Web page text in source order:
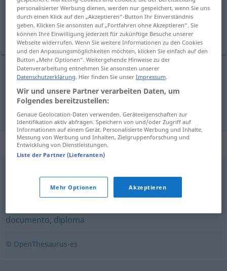
(Für mehr Details die Übersetzung anklicken/antippen)
Geleitbrief, Passierschein
Geleitbriefm salvoconducto
Passierschein salvoconducto
Synonyme für "salvoconducto"
salvaguardia,pase,pasaporte
documento, diploma
© OpenThesaurus-es
personalisierter Werbung dienen, werden nur gespeichert, wenn Sie uns
durch einen Klick auf den „Akzeptieren“-Button Ihr Einverständnis
geben. Klicken Sie ansonsten auf „Fortfahren ohne Akzeptieren“. Sie
können Ihre Einwilligung jederzeit für zukünftige Besuche unserer
Webseite widerrufen. Wenn Sie weitere Informationen zu den Cookies
und den Anpassungsmöglichkeiten möchten, klicken Sie einfach auf den
Button „Mehr Optionen“. Weitergehende Hinweise zu der
Datenverarbeitung entnehmen Sie ansonsten unserer
Datenschutzerklärung. Hier finden Sie unserImpressum.
Wir und unsere Partner verarbeiten Daten, um
Folgendes bereitzustellen:
Genaue Geolocation-Daten verwenden. Geräteeigenschaften zur
Identifikation aktiv abfragen. Speichern von und/oder Zugriff auf
Informationen auf einem Gerät. Personalisierte Werbung und Inhalte,
Messung von Werbung und Inhalten, Zielgruppenforschung und
Entwicklung von Dienstleistungen.
Liste der Partner (Lieferanten)
Mehr Optionen Akzeptieren